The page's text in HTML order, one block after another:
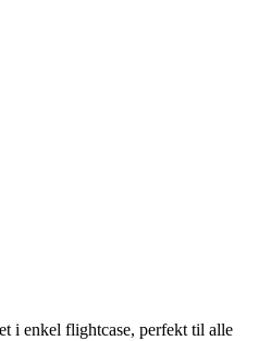
i enkel flightcase, perfekt til alle